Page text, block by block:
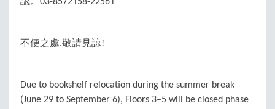
不便之處.敬請見諒!
Due to bookshelf relocation during the summer break
(June 29 to September 6), Floors 3–5 will be closed phase